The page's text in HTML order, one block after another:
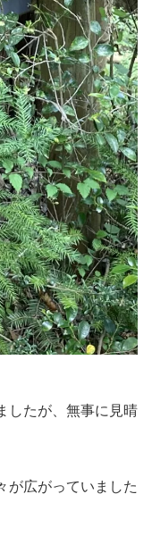
したが、無事に見晴
が広がっていました